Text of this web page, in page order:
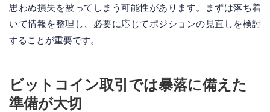
思わぬ損失を被ってしまう可能性があります。まずは落ち着
いて情報を整理し、必要に応じてポジションの見直しを検討
することが重要です。
ビットコイン取引では暴落に備えた
準備が大切